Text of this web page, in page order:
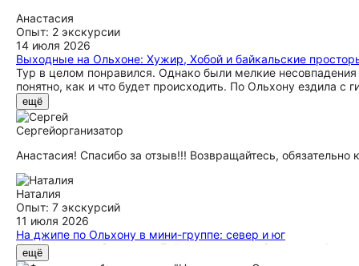
Анастасия
Опыт: 2 экскурсии
14 июля 2026
Выходные на Ольхоне: Хужир, Хобой и байкальские
Тур в целом понравился. Однако были мелкие
понятно, как и что будет происходить. По Ольхону ездила с
ещё
Сергейорганизатор
Анастасия! Спасибо за отзыв!!! Возвращайтесь,
Наталия
Опыт: 7 экскурсий
11 июля 2026
На джипе по Ольхону в мини-группе: север и юг
Недавно мы побывали на Байкале с гидами Сергеем и
настоящее погружение в атмосферу озера. Сергей и
ещё